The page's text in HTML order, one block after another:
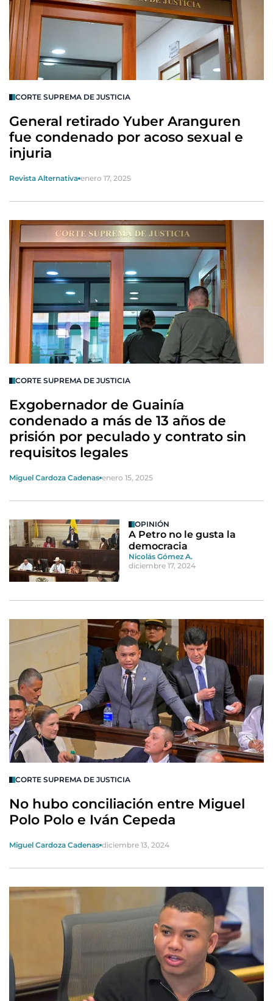
CORTE SUPREMA DE JUSTICIA
General retirado Yuber Aranguren
fue condenado por acoso sexual e
injuria
Revista Alternativa enero 17, 2025
CORTE SUPREMA DE JUSTICIA
Exgobernador de Guainía
condenado a más de 13 años de
prisión por peculado y contrato sin
requisitos legales
Miguel Cardoza Cadenas enero 15, 2025
OPINIÓN
A Petro no le gusta la
democracia
Nicolás Gómez A.
diciembre 17, 2024
CORTE SUPREMA DE JUSTICIA
No hubo conciliación entre Miguel
Polo Polo e Iván Cepeda
Miguel Cardoza Cadenas diciembre 13, 2024